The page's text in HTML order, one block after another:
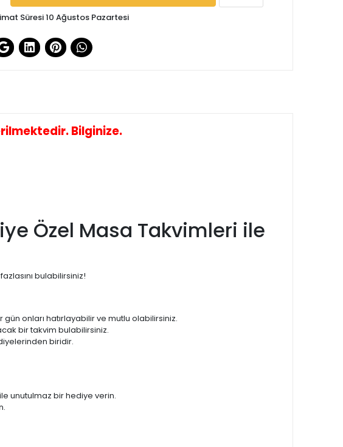
Süresi 10 Ağustos Pazartesi
Bilginize.
Özel Masa Takvimleri ile
bulabilirsiniz!
onları hatırlayabilir ve mutlu olabilirsiniz.
bir takvim bulabilirsiniz.
biridir.
unutulmaz bir hediye verin.